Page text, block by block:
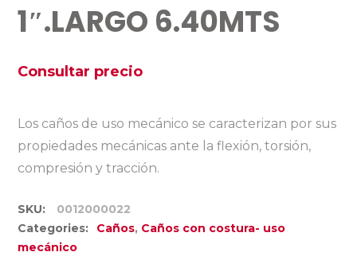
1″.LARGO 6.40MTS
Consultar precio
Los caños de uso mecánico se caracterizan por sus
propiedades mecánicas ante la flexión, torsión,
compresión y tracción.
SKU:
0012000022
Categories:
Caños, Caños con costura- uso
mecánico